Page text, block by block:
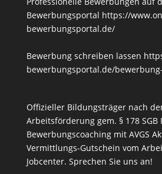
Bewerbungsportal https://
bewerbungsportal.de/
Bewerbung schreiben lassen
bewerbungsportal.de/
Offizieller Bildungsträger nach
Arbeitsförderung gem. § 178 SGB
Bewerbungscoaching mit AVGS
Vermittlungs-Gutschein vom
Jobcenter. Sprechen Sie uns an!